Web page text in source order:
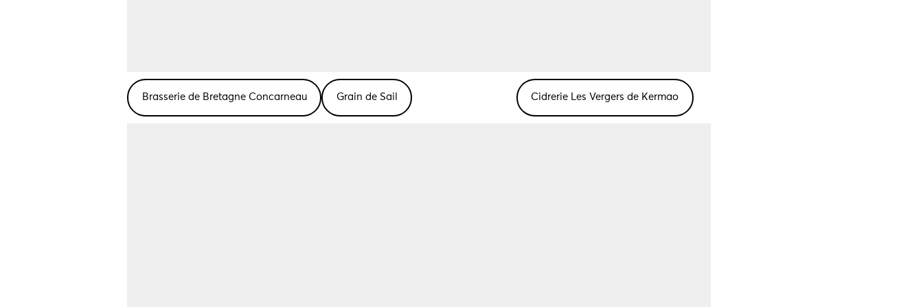
Brasserie de Bretagne Concarneau Grain de Sail Cidrerie Les Vergers de Kermao